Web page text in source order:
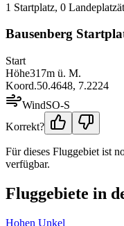
1 Startplatz, 0 Landeplatz
Bausenberg
Start
Höhe317m ü. M.
Koord.50.4648, 7.2224
WindSO-S
Korrekt?
Für dieses Fluggebiet ist
verfügbar.
Fluggebiete in
Hohen Unkel